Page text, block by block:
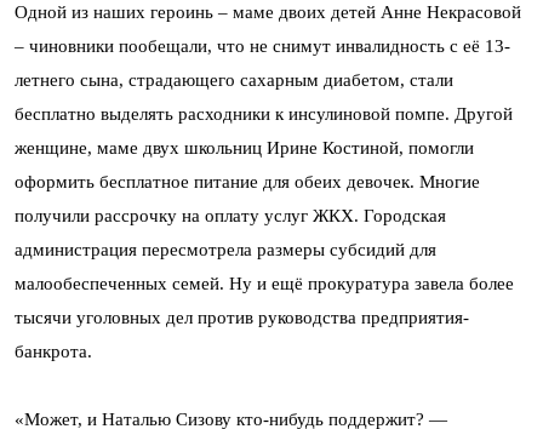
Одной из наших героинь – маме двоих детей Анне Некрасовой
– чиновники пообещали, что не снимут инвалидность с её 13-
летнего сына, страдающего сахарным диабетом, стали
бесплатно выделять расходники к инсулиновой помпе. Другой
женщине, маме двух школьниц Ирине Костиной, помогли
оформить бесплатное питание для обеих девочек. Многие
получили рассрочку на оплату услуг ЖКХ. Городская
администрация пересмотрела размеры субсидий для
малообеспеченных семей. Ну и ещё прокуратура завела более
тысячи уголовных дел против руководства предприятия-
банкрота.
«Может, и Наталью Сизову кто-нибудь поддержит? —